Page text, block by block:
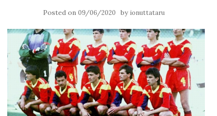
Posted on 09/06/2020 by ionuttataru